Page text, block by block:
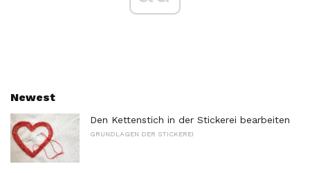
Newest
Den Kettenstich in der Stickerei bearbeiten
GRUNDLAGEN DER STICKEREI